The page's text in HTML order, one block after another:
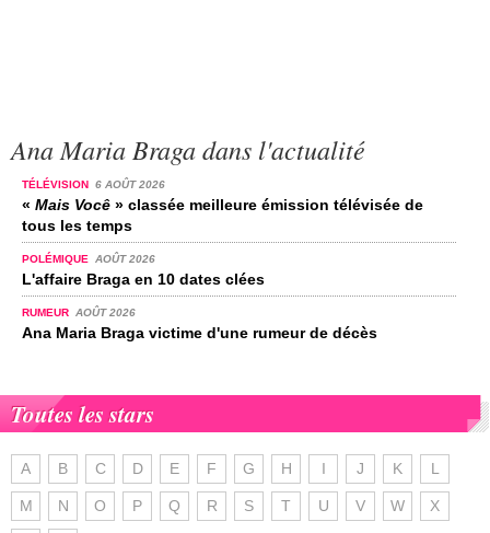
Ana Maria Braga dans l'actualité
TÉLÉVISION 6 AOÛT 2026
« Mais Você » classée meilleure émission télévisée de
tous les temps
POLÉMIQUE AOÛT 2026
L'affaire Braga en 10 dates clées
RUMEUR AOÛT 2026
Ana Maria Braga victime d'une rumeur de décès
Toutes les stars
A B C D E F G H I J K L
M N O P Q R S T U V W X